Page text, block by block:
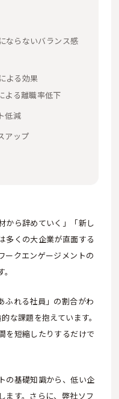
ならないバランス感
よる効果
よる離職率低下
低減
アップ
から辞めていく」「新し
多くの大企業が直面する
ークエンゲージメントの
ふれる社員」の割合がわ
な課題を抱えています。
を短縮したりするだけで
の基礎知識から、低い企
ます。さらに、弊社ソフ